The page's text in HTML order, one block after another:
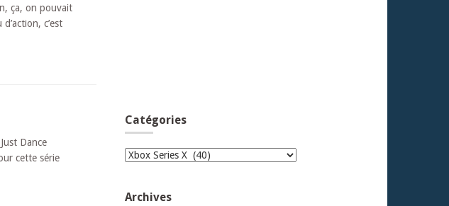
ça, on pouvait
c’est
Dance
cette série
Catégories
Catégories
Archives